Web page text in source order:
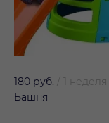
180 руб.
1 неделя
Башня